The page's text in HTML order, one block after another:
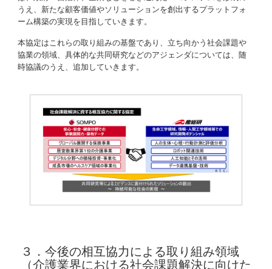
うえ、新たな顧客価値やソリューションを創出するプラットフォ
ーム構築の実現を目指していきます。
本協定はこれらの取り組みの基盤であり、立ち向かう社会課題や
協業の領域、具体的な共同研究などのアジェンダについては、随
時協議のうえ、追加していきます。
３．今後の相互協力による取り組み領域
（介護業界における社会課題解決に向けた